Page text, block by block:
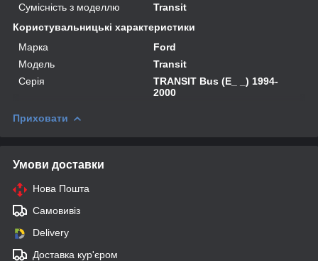
Сумісність з моделлю
Transit
Користувальницькі характеристики
Марка
Ford
Модель
Transit
Серія
TRANSIT Bus (E_ _) 1994-
2000
Приховати
Умови доставки
Нова Пошта
Самовивіз
Delivery
Доставка кур'єром